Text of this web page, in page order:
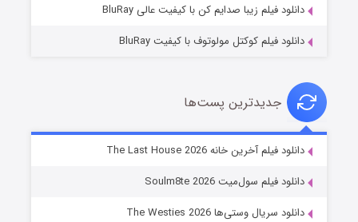
خاندان اژدها فصل ۳
دانلود فیلم زیبا صدایم کن با کیفیت عالی BluRay
دانلود فیلم کوکتل مولوتوف با کیفیت BluRay
جدیدترین پست‌ها
دانلود فیلم آخرین خانه The Last House 2026
دانلود فیلم سول‌میت Soulm8te 2026
دانلود سریال وستی‌ها The Westies 2026